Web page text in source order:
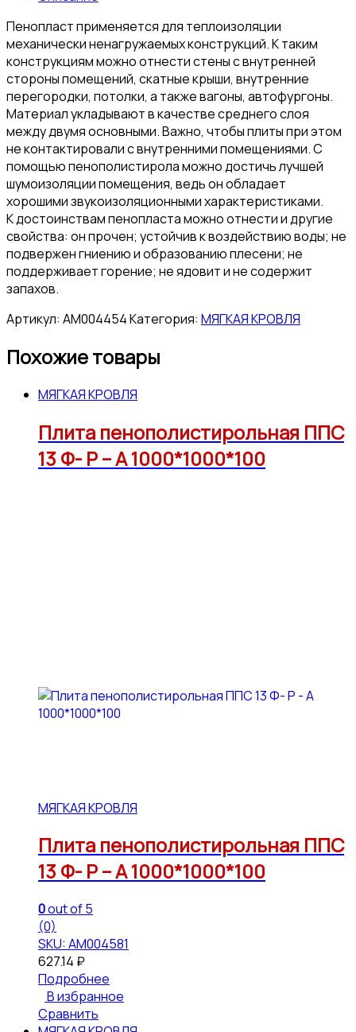
Пенопласт применяется для теплоизоляции
механически ненагружаемых конструкций. К таким
конструкциям можно отнести стены с внутренней
стороны помещений, скатные крыши, внутренние
перегородки, потолки, а также вагоны, автофургоны.
Материал укладывают в качестве среднего слоя
между двумя основными. Важно, чтобы плиты при этом
не контактировали с внутренними помещениями. С
помощью пенополистирола можно достичь лучшей
шумоизоляции помещения, ведь он обладает
хорошими звукоизоляционными характеристиками.
К достоинствам пенопласта можно отнести и другие
свойства: он прочен; устойчив к воздействию воды; не
подвержен гниению и образованию плесени; не
поддерживает горение; не ядовит и не содержит
запахов.
Артикул: АМ004454Категория: МЯГКАЯ КРОВЛЯ
Похожие товары
МЯГКАЯ КРОВЛЯ
Плита пенополистирольная ППС
13 Ф- Р – А 1000*1000*100
МЯГКАЯ КРОВЛЯ
Плита пенополистирольная ППС
13 Ф- Р – А 1000*1000*100
0out of 5
(0)
SKU: АМ004581
627.14 ₽
Подробнее
В избранное
Сравнить